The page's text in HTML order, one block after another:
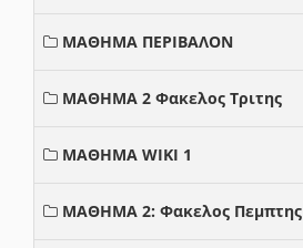
ΜΑΘΗΜΑ ΠΕΡΙΒΑΛΟΝ
ΜΑΘΗΜΑ 2 Φακελος Τριτης
ΜΑΘΗΜΑ WIKI 1
ΜΑΘΗΜΑ 2: Φακελος Πεμπτης